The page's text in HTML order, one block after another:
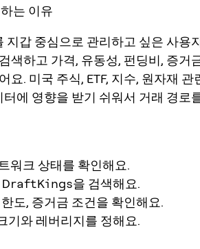
는 이유
지갑 중심으로 관리하고 싶은 사용
색하고 가격, 유동성, 펀딩비, 증거
요. 미국 주식, ETF, 지수, 원자재 관
에 영향을 받기 쉬워서 거래 경로
워크 상태를 확인해요.
DraftKings을 검색해요.
도, 증거금 조건을 확인해요.
기와 레버리지를 정해요.